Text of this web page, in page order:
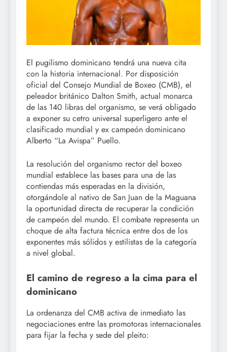
El pugilismo dominicano tendrá una nueva cita
con la historia internacional. Por disposición
oficial del Consejo Mundial de Boxeo (CMB), el
peleador británico Dalton Smith, actual monarca
de las 140 libras del organismo, se verá obligado
a exponer su cetro universal superligero ante el
clasificado mundial y ex campeón dominicano
Alberto “La Avispa” Puello.
La resolución del organismo rector del boxeo
mundial establece las bases para una de las
contiendas más esperadas en la división,
otorgándole al nativo de San Juan de la Maguana
la oportunidad directa de recuperar la condición
de campeón del mundo. El combate representa un
choque de alta factura técnica entre dos de los
exponentes más sólidos y estilistas de la categoría
a nivel global.
El camino de regreso a la cima para el
dominicano
La ordenanza del CMB activa de inmediato las
negociaciones entre las promotoras internacionales
para fijar la fecha y sede del pleito: